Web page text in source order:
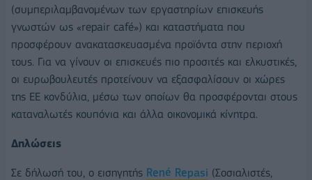
(συμπεριλαμβανομένων των εργαστηρίων επισκευής
γνωστών ως «repair café») και καταστήματα που
προσφέρουν ανακατασκευασμένα προϊόντα στην περιοχή
τους. Για να γίνουν οι επισκευές πιο προσιτές και ελκυστικές,
οι ευρωβουλευτές προτείνουν να εξασφαλίσουν οι χώρες
της ΕΕ κονδύλια, μέσω των οποίων θα προσφέρονται στους
καταναλωτές κουπόνια και άλλα οικονομικά κίνητρα.
Δηλώσεις
Σε δήλωσή του, ο εισηγητής René Repasi (Σοσιαλιστές,